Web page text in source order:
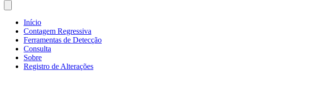
Início
Contagem Regressiva
Ferramentas de Detecção
Consulta
Sobre
Registro de Alterações